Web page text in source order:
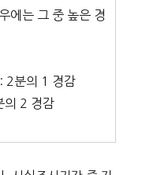
에는 그 중 높은 경
2분의 1 경감
의 2 경감